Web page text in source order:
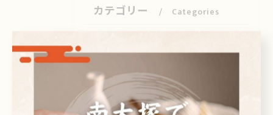
カテゴリー Categories
ビール
焼酎